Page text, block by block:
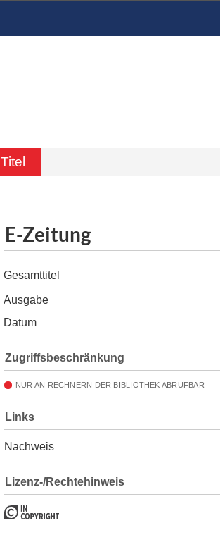
Titel
E-Zeitung
Gesamttitel
Ausgabe
Datum
Zugriffsbeschränkung
NUR AN RECHNERN DER BIBLIOTHEK ABRUFBAR
Links
Nachweis
Lizenz-/Rechtehinweis